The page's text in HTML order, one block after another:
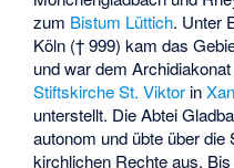
zum Bistum Lüttich. Unter
Köln († 999) kam das
und war dem
Stiftskirche St. Viktor in
unterstellt. Die Abtei
autonom und übte über die
kirchlichen Rechte aus.